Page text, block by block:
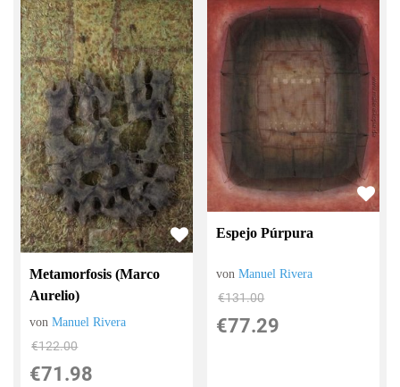
Metamorfosis (Marco
Aurelio)
vonManuel Rivera
€122.00
€71.98
Espejo Púrpura
vonManuel Rivera
€131.00
€77.29